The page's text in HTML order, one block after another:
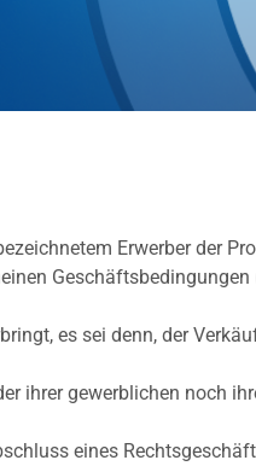
Erwerber der
es sei denn, der
ihrer gewerblichen noch
eines